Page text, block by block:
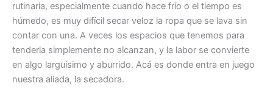
rutinaria, especialmente cuando hace frío o el tiempo es
húmedo, es muy difícil secar veloz la ropa que se lava sin
contar con una. A veces los espacios que tenemos para
tenderla simplemente no alcanzan, y la labor se convierte
en algo larguísimo y aburrido. Acá es donde entra en juego
nuestra aliada, la secadora.